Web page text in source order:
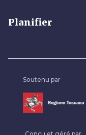
Planifier
Soutenu par